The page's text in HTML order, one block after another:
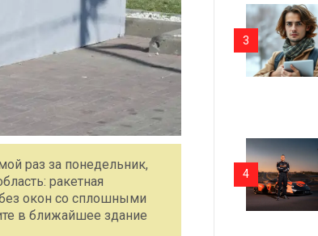
раз за понедельник,
ракетная
окон со сплошными
в ближайшее здание
3
4